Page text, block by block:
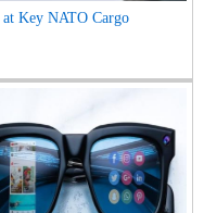
at Key NATO Cargo